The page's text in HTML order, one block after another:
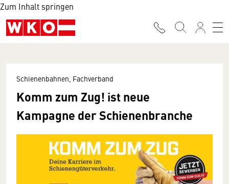
Zum Inhalt springen
Schienenbahnen, Fachverband
Komm zum Zug! ist neue
Kampagne der Schienenbranche